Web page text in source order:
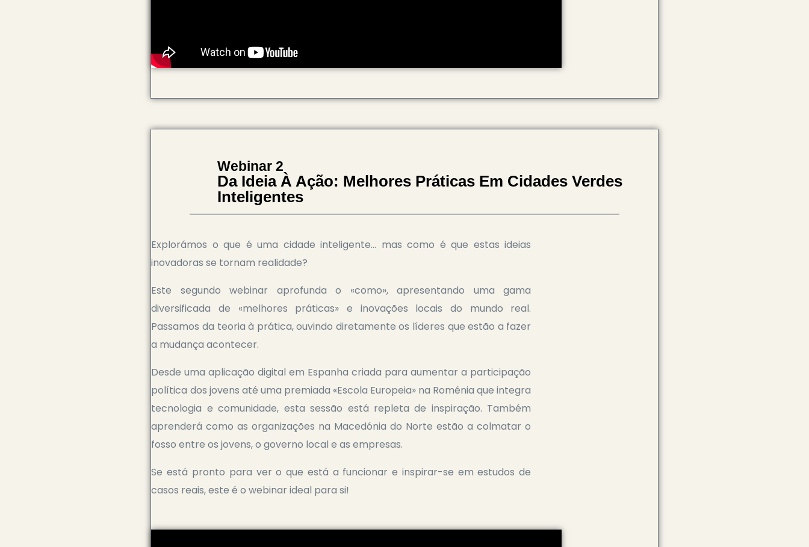
Webinar 2
Da Ideia À Ação: Melhores Práticas Em Cidades Verdes
Inteligentes
Explorámos o que é uma cidade inteligente… mas como é que estas ideias
inovadoras se tornam realidade?
Este segundo webinar aprofunda o «como», apresentando uma gama
diversificada de «melhores práticas» e inovações locais do mundo real.
Passamos da teoria à prática, ouvindo diretamente os líderes que estão a fazer
a mudança acontecer.
Desde uma aplicação digital em Espanha criada para aumentar a participação
política dos jovens até uma premiada «Escola Europeia» na Roménia que integra
tecnologia e comunidade, esta sessão está repleta de inspiração. Também
aprenderá como as organizações na Macedónia do Norte estão a colmatar o
fosso entre os jovens, o governo local e as empresas.
Se está pronto para ver o que está a funcionar e inspirar-se em estudos de
casos reais, este é o webinar ideal para si!